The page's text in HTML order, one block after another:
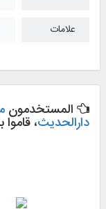
علامات
المستخدمون
دارالحدیث، قاموا